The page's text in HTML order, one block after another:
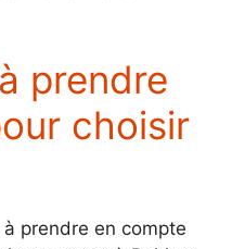
prendre
choisir
prendre en compte